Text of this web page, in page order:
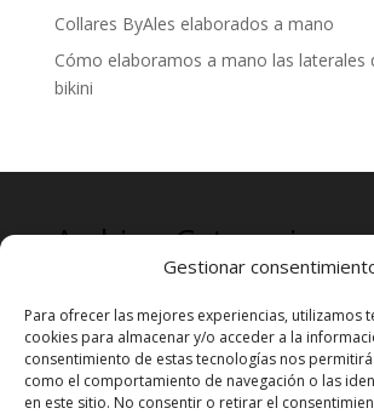
Gestionar
Para ofrecer las mejores experiencias, utilizamos
cookies para almacenar y/o acceder a la
consentimiento de estas tecnologías nos
como el comportamiento de navegación o las
en este sitio. No consentir o retirar el
Collares ByAles elaborados a mano
Cómo elaboramos a mano las laterales
bikini
ArchivesCategories
Prensa